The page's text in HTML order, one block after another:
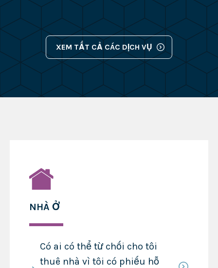
XEM TẤT CẢ CÁC DỊCH VỤ
NHÀ Ở
Có ai có thể từ chối cho tôi
thuê nhà vì tôi có phiếu hỗ